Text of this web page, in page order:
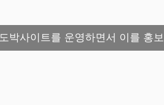
박사이트를 운영하면서 이를 홍